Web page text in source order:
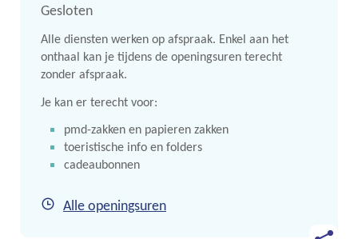
Gesloten
Alle diensten werken op afspraak. Enkel aan het
onthaal kan je tijdens de openingsuren terecht
zonder afspraak.
Je kan er terecht voor:
pmd-zakken en papieren zakken
toeristische info en folders
cadeaubonnen
Alle openingsurenOnthaal